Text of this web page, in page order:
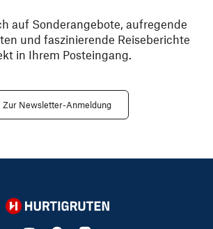
auf Sonderangebote, aufregende
und faszinierende Reiseberichte
in Ihrem Posteingang.
Zur Newsletter-Anmeldung
Hurtigruten